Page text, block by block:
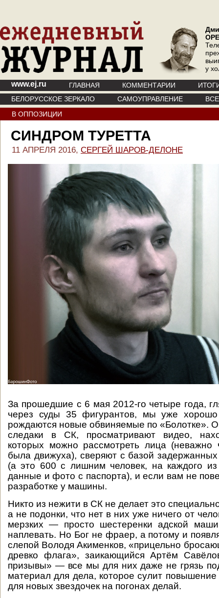
у
www.ej.ru ГЛАВНАЯ КОММЕНТАРИИ
БЕЛОРУССКОЕ ЗЕРКАЛО
САМОУПРАВЛЕНИЕ
В ОППОЗИЦИИ
СИНДРОМ ТУРЕТТА
11 АПРЕЛЯ 2016, СЕРГЕЙ ШАРОВ-ДЕЛОНЕ
За прошедшие с 6 мая 2012-го четыре года,
через суды 35 фигурантов, мы уже хорошо
рождаются новые обвиняемые по «Болотке».
следаки в СК, просматривают видео,
которых можно рассмотреть лица
была движуха), сверяют с базой
(а это 600 с лишним человек, на каждого из
данные и фото с паспорта), и если вам не
разработке у машины.
Никто из нежити в СК не делает это
а не подонки, что нет в них уже ничего от
мерзких — просто шестеренки адской
наплевать. Но Бог не фраер, а потому и
слепой Володя Акименков, «прицельно
древко флага», заикающийся Артём
призывы» — все мы для них даже не грязь
материал для дела, которое сулит
для новых звездочек на погонах делай.